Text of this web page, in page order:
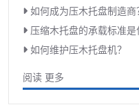
如何成为压木托盘制造商
压缩木托盘的承载标准是
如何维护压木托盘机？
阅读 更多